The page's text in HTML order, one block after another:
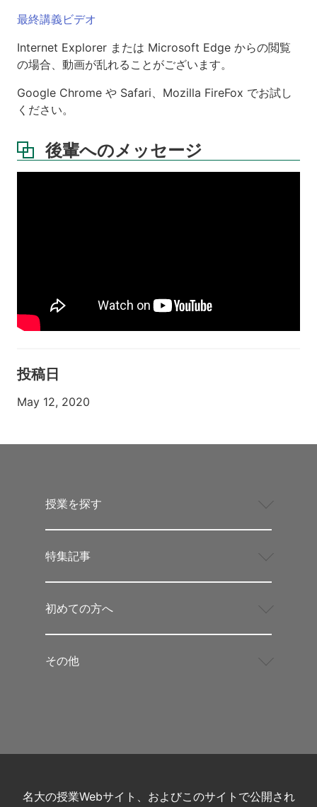
最終講義ビデオ
Internet Explorer または Microsoft Edge からの閲覧
の場合、動画が乱れることがございます。
Google Chrome や Safari、Mozilla FireFox でお試し
ください。
後輩へのメッセージ
投稿日
May 12, 2020
授業を探す
特集記事
初めての方へ
その他
名大の授業Webサイト、およびこのサイトで公開され